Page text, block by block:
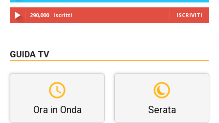
290,000 Iscritti ISCRIVITI
GUIDA TV
Ora in Onda Serata